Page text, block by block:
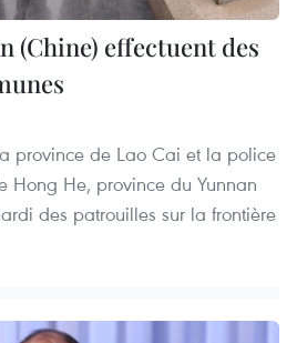
(Chine) effectuent des
province de Lao Cai et la police
Hong He, province du Yunnan
des patrouilles sur la frontière